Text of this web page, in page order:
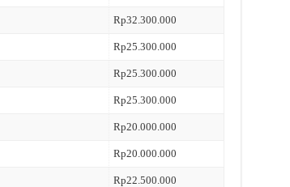
Rp32.300.000
Rp25.300.000
Rp25.300.000
Rp25.300.000
Rp20.000.000
Rp20.000.000
Rp22.500.000